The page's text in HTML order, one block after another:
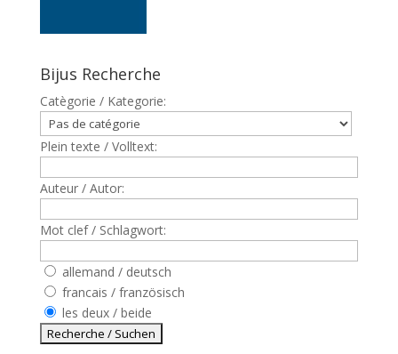
Bijus Recherche
Catègorie / Kategorie:
Plein texte / Volltext:
Auteur / Autor:
Mot clef / Schlagwort:
allemand / deutsch
francais / französisch
les deux / beide